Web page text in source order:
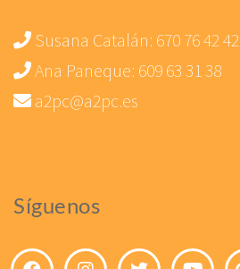
Susana Catalán: 670 76 42 42
Ana Paneque: 609 63 31 38
a2pc@a2pc.es
Síguenos